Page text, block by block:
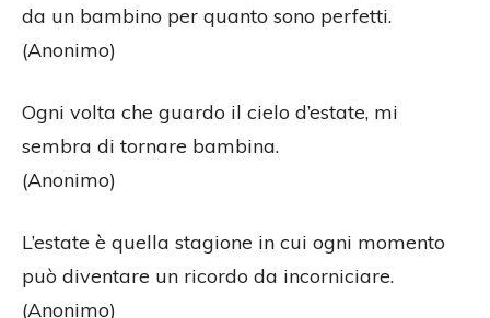
da un bambino per quanto sono perfetti.
(Anonimo)
Ogni volta che guardo il cielo d’estate, mi
sembra di tornare bambina.
(Anonimo)
L’estate è quella stagione in cui ogni momento
può diventare un ricordo da incorniciare.
(Anonimo)